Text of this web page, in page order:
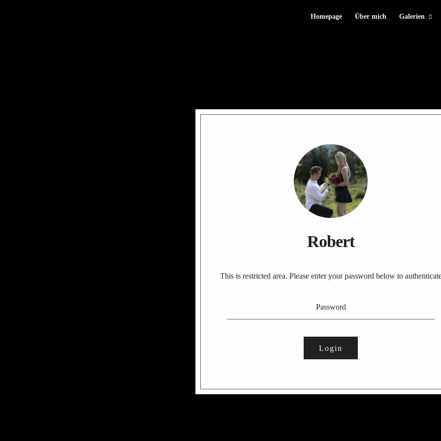
Homepage Über mich Galerien
Robert
This is restricted area. Please enter your password below to